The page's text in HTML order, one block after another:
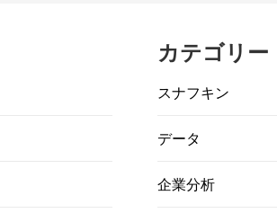
カテゴリー
スナフキン
データ
企業分析